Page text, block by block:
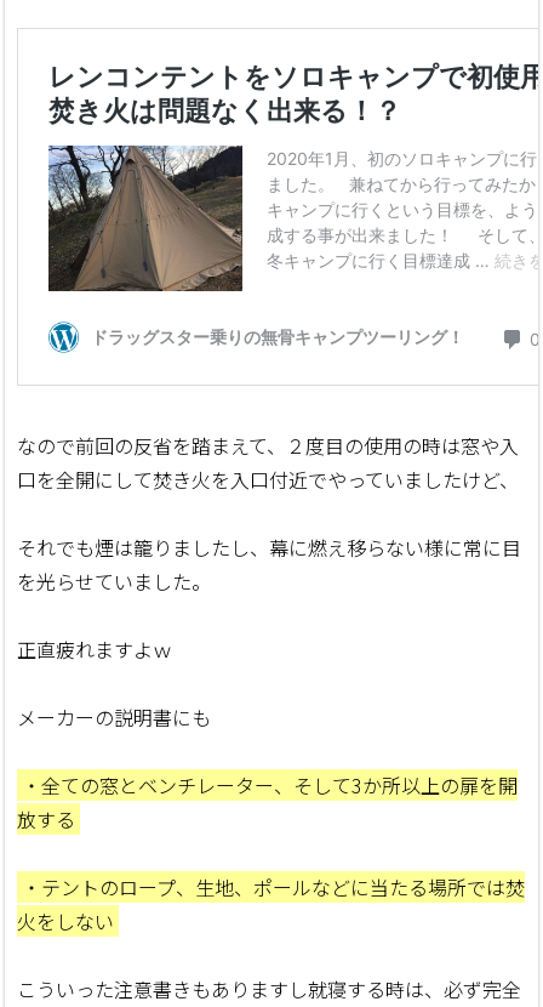
なので前回の反省を踏まえて、２度目の使用の時は窓や入
口を全開にして焚き火を入口付近でやっていましたけど、
それでも煙は籠りましたし、幕に燃え移らない様に常に目
を光らせていました。
正直疲れますよｗ
メーカーの説明書にも
・全ての窓とベンチレーター、そして3か所以上の扉を開
放する
・テントのロープ、生地、ポールなどに当たる場所では焚
火をしない
こういった注意書きもありますし就寝する時は、必ず完全